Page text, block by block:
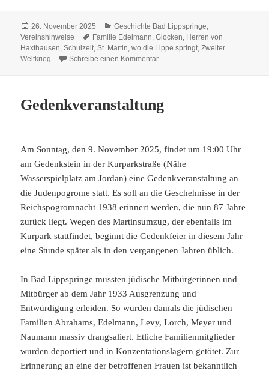
Veröffentlicht
am
26. November 2025 Kategorien
Geschichte Bad Lippspringe,
Vereinshinweise
Schlagwörter
Familie Edelmann,Glocken, Herren von
Haxthausen,Schulzeit,St. Martin,wo die Lippe springt,Zweiter
Weltkrieg
Schreibe einen Kommentarzu wo die Lippe springt Nr. 93
Gedenkveranstaltung
Am Sonntag, den 9. November 2025, findet um 19:00 Uhr
am Gedenkstein in der Kurparkstraße (Nähe
Wasserspielplatz am Jordan) eine Gedenkveranstaltung an
die Judenpogrome statt. Es soll an die Geschehnisse in der
Reichspogromnacht 1938 erinnert werden, die nun 87 Jahre
zurück liegt. Wegen des Martinsumzug, der ebenfalls im
Kurpark stattfindet, beginnt die Gedenkfeier in diesem Jahr
eine Stunde später als in den vergangenen Jahren üblich.
In Bad Lippspringe mussten jüdische Mitbürgerinnen und
Mitbürger ab dem Jahr 1933 Ausgrenzung und
Entwürdigung erleiden. So wurden damals die jüdischen
Familien Abrahams, Edelmann, Levy, Lorch, Meyer und
Naumann massiv drangsaliert. Etliche Familienmitglieder
wurden deportiert und in Konzentationslagern getötet. Zur
Erinnerung an eine der betroffenen Frauen ist bekanntlich